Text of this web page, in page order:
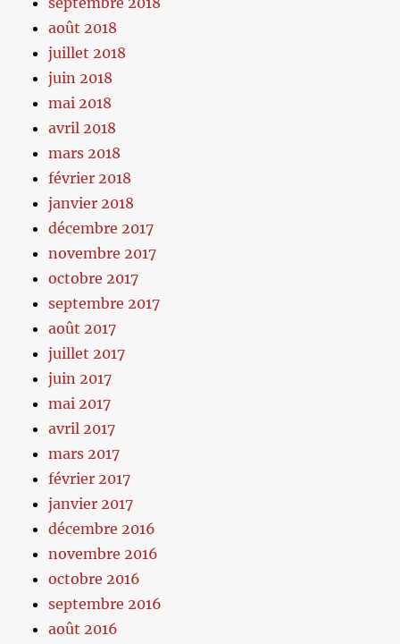
août 2018
juillet 2018
juin 2018
mai 2018
avril 2018
mars 2018
février 2018
janvier 2018
décembre 2017
novembre 2017
octobre 2017
septembre 2017
août 2017
juillet 2017
juin 2017
mai 2017
avril 2017
mars 2017
février 2017
janvier 2017
décembre 2016
novembre 2016
octobre 2016
septembre 2016
août 2016